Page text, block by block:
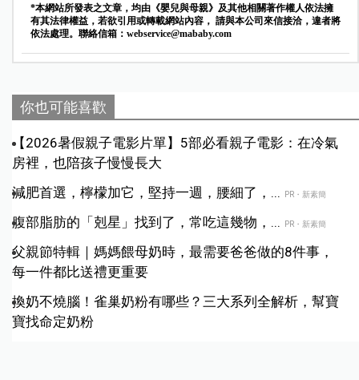
*本網站所發表之文章，均由《嬰兒與母親》及其他相關著作權人依法擁
有其法律權益，若欲引用或轉載網站內容， 請與本公司來信接洽，違者將
依法處理。聯絡信箱： webservice@mababy.com
你也可能喜歡
【2026暑假親子電影片單】5部必看親子電影：在冷氣
房裡，也陪孩子慢慢長大
減肥首選，檸檬加它，堅持一週，腰細了，...
PR・新素簡
腹部脂肪的「剋星」找到了，常吃這幾物，... PR・新素簡
父親節特輯｜媽媽餵母奶時，最需要爸爸做的8件事，
每一件都比送禮更重要
換奶不燒腦！雀巢奶粉有哪些？三大系列全解析，幫寶
寶找命定奶粉